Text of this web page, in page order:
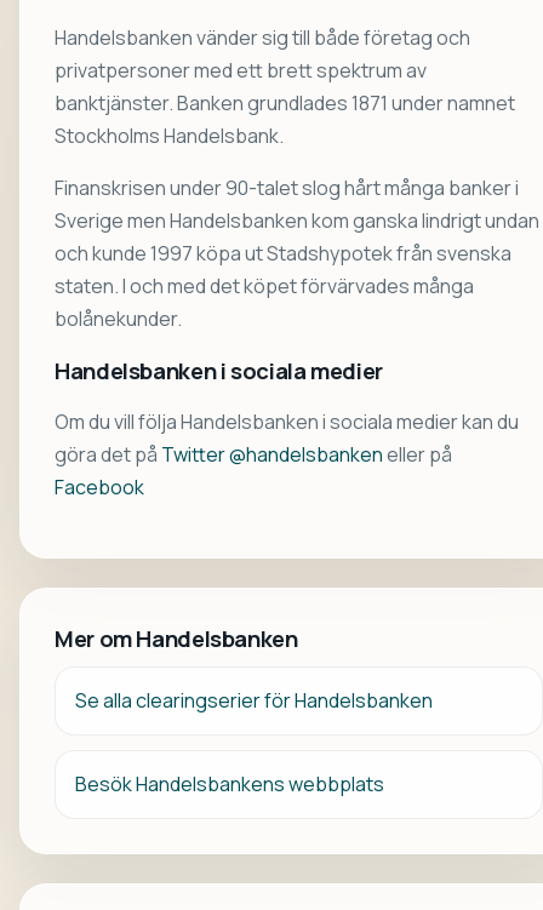
Handelsbanken vänder sig till både företag och
privatpersoner med ett brett spektrum av
banktjänster. Banken grundlades 1871 under namnet
Stockholms Handelsbank.
Finanskrisen under 90-talet slog hårt många banker i
Sverige men Handelsbanken kom ganska lindrigt undan
och kunde 1997 köpa ut Stadshypotek från svenska
staten. I och med det köpet förvärvades många
bolånekunder.
Handelsbanken i sociala medier
Om du vill följa Handelsbanken i sociala medier kan du
göra det på Twitter @handelsbankeneller på
Facebook
Mer om Handelsbanken
Se alla clearingserier för Handelsbanken
Besök Handelsbankens webbplats